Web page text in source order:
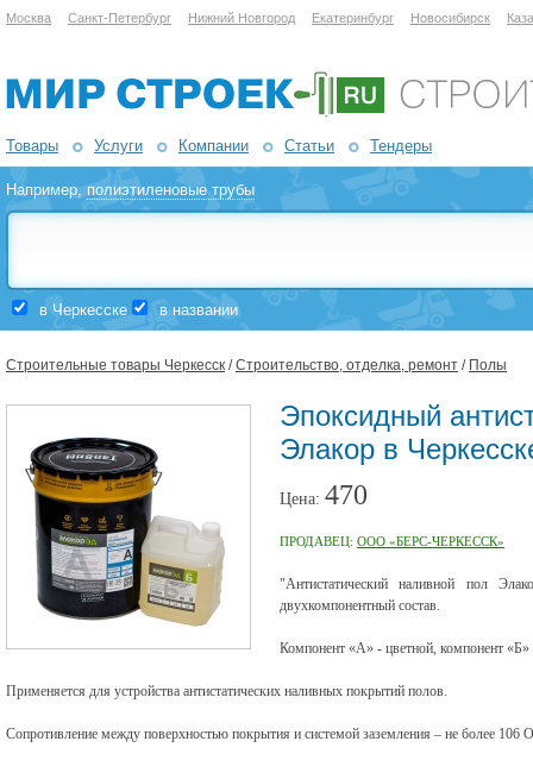
Москва Санкт-Петербург Нижний Новгород Екатеринбург Новосибирск
Товары Услуги Компании Статьи Тендеры
Например,полиэтиленовые трубы
в Черкесске в названии
Строительные товары Черкесск /Строительство, отделка, ремонт / Полы
Эпоксидный
Элакор в
Цена: 470
ПРОДАВЕЦ: ООО «БЕРС-ЧЕРКЕССК»
"Антистатический наливной пол
двухкомпонентный состав.
Компонент «А» - цветной, компонент
Применяется для устройства антистатических наливных покрытий полов.
Сопротивление между поверхностью покрытия и системой заземления – не более 106